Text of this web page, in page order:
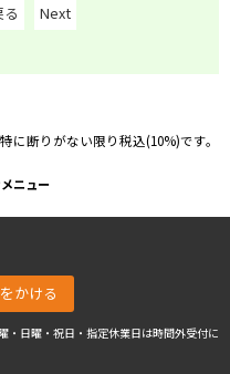
Next
に断りがない限り税込(10%)です。
ニュー
かける
日曜・祝日・指定休業日は時間外受付に